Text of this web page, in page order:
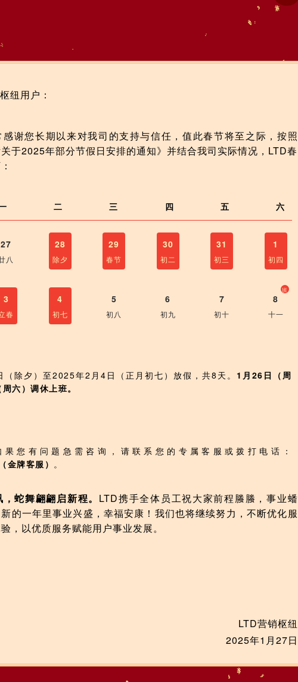
纽用户：
谢您长期以来对我司的支持与信任，值此春节将至之际，按照
关于2025年部分节假日安排的通知》并结合我司实际情况，LTD春
二 三 四 五 六
27
八
28
除夕
29
春节
30
初二
31
初三
1
初四
3
春
4
初七
5
初八
6
初九
7
初十
班
8
十一
除夕）至2025年2月4日（正月初七）放假，共8天。 1月26日（周
六）调休上班。
果您有问题急需咨询，请联系您的专属客服或拨打电话：
牌客服） 。
蛇舞翩翩启新程。 LTD携手全体员工祝大家前程螣螣，事业蟠
的一年里事业兴盛，幸福安康！我们也将继续努力，不断优化服
，以优质服务赋能用户事业发展。
LTD营销枢纽
2025年1月27日